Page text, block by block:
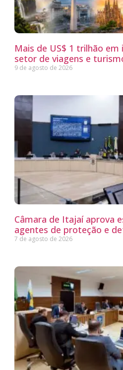
Mais de US$ 1 trilhão
setor de viagens e
9 de agosto de 2026
Câmara de Itajaí aprova
agentes de proteção e
7 de agosto de 2026